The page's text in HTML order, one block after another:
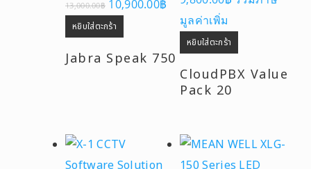
13,000.00฿ price
was:
13,000.00฿.
10,900.00฿
10,900.00฿.
หยิบใส่ตะกร้า
Jabra Speak 750
มูลค่าเพิ่ม
หยิบใส่ตะกร้า
CloudPBX Value
Pack 20